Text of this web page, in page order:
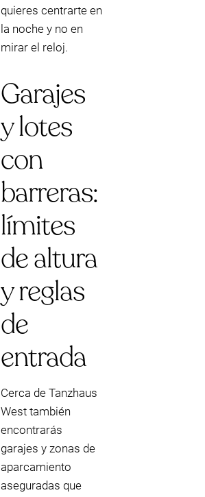
quieres centrarte en
la noche y no en
mirar el reloj.
Garajes
y lotes
con
barreras:
límites
de altura
y reglas
de
entrada
Cerca de Tanzhaus
West también
encontrarás
garajes y zonas de
aparcamiento
aseguradas que